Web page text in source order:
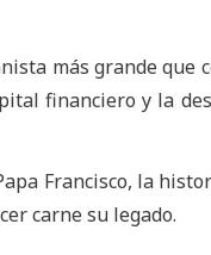
más grande que
financiero y la
Francisco, la
carne su legado.